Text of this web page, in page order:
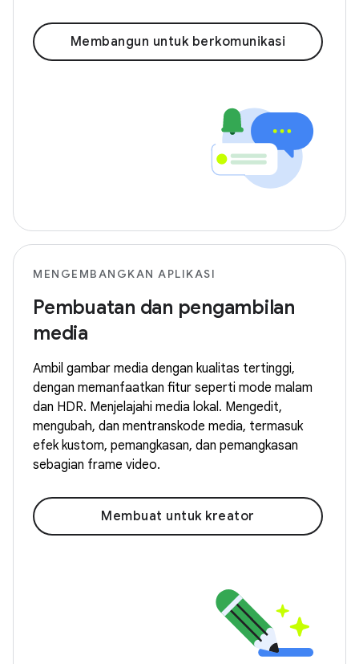
Membangun untuk berkomunikasi
MENGEMBANGKAN APLIKASI
Pembuatan dan pengambilan
media
Ambil gambar media dengan kualitas tertinggi,
dengan memanfaatkan fitur seperti mode malam
dan HDR. Menjelajahi media lokal. Mengedit,
mengubah, dan mentranskode media, termasuk
efek kustom, pemangkasan, dan pemangkasan
sebagian frame video.
Membuat untuk kreator